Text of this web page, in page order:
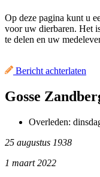
Op deze pagina kunt u
voor uw dierbaren. Het
te delen en uw
Bericht achterlaten
Gosse
Overleden:
25 augustus
1 maart 2022